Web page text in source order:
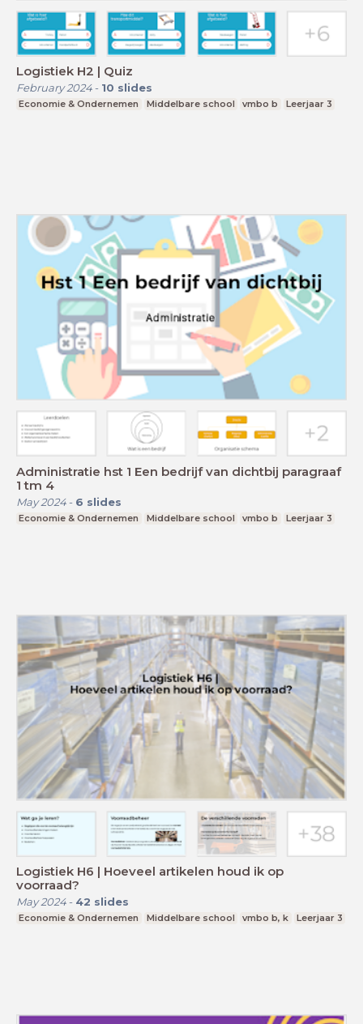
Logistiek H2 | Quiz
February 2024- 10 slides
Economie & Ondernemen Middelbare school vmbo b Leerjaar 3
Administratie hst 1 Een bedrijf van dichtbij paragraaf
1 tm 4
May 2024- 6 slides
Economie & Ondernemen Middelbare school vmbo b Leerjaar 3
Logistiek H6 | Hoeveel artikelen houd ik op
voorraad?
May 2024- 42 slides
Economie & Ondernemen Middelbare school vmbo b, k Leerjaar 3